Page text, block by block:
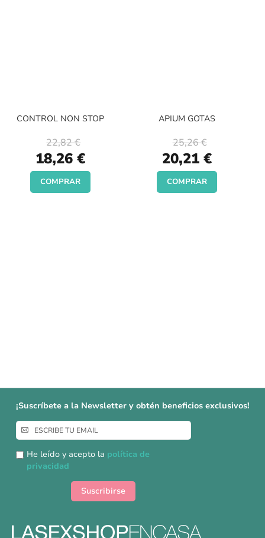
CONTROL NON STOP
Special
Price
18,26 €
22,82 €
COMPRAR
APIUM GOTAS
Special
Price
20,21 €
25,26 €
COMPRAR
¡Suscríbete a la Newsletter y obtén beneficios exclusivos!
Inscríbase
a
nuestro
boletín
He leído y acepto la política de
privacidad
Suscribirse